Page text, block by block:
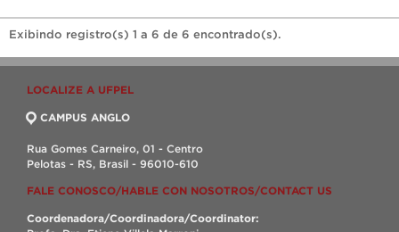
Exibindo registro(s) 1 a 6 de 6 encontrado(s).
LOCALIZE A UFPEL
CAMPUS ANGLO
Rua Gomes Carneiro, 01 - Centro
Pelotas - RS, Brasil - 96010-610
FALE CONOSCO/HABLE CON NOSOTROS/CONTACT US
Coordenadora/Coordinadora/Coordinator: